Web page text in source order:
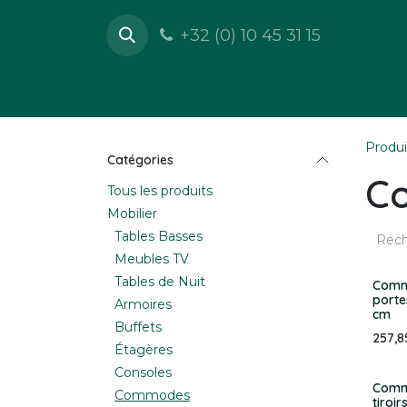
+32 (0) 10 45 31 15
Catégories
Tous les produits
Mobilier
Tables Basses
Meubles TV
Tables de Nuit
Armoires
Buffets
Étagères
Consoles
Commodes
cm